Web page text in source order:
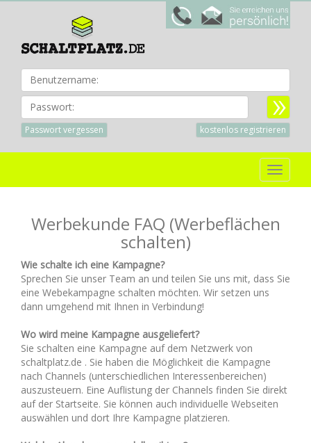
Passwort:
Passwort vergessen kostenlos registrieren
Toggle
Werbekunde FAQ (Werbeflächen
schalten)
Wie schalte ich eine Kampagne?
Sprechen Sie unser Team an und teilen Sie uns mit, dass Sie
eine Webekampagne schalten möchten. Wir setzen uns
dann umgehend mit Ihnen in Verbindung!
Wo wird meine Kampagne ausgeliefert?
Sie schalten eine Kampagne auf dem Netzwerk von
schaltplatz.de . Sie haben die Möglichkeit die Kampagne
nach Channels (unterschiedlichen Interessenbereichen)
auszusteuern. Eine Auflistung der Channels finden Sie direkt
auf der Startseite. Sie können auch individuelle Webseiten
auswählen und dort Ihre Kampagne platzieren.